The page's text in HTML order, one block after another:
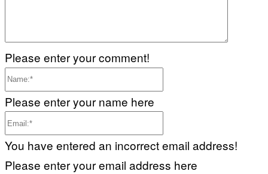
Please enter your comment!
Please enter your name here
You have entered an incorrect email address!
Please enter your email address here